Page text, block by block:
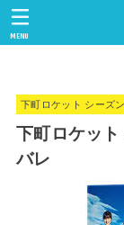
MENU
下町ロケット シーズン
下町ロケッ
バレ